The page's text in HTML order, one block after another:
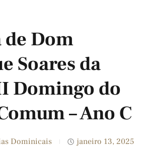
Dom
Soares da
Domingo do
– Ano C
Dominicais janeiro 13, 2025